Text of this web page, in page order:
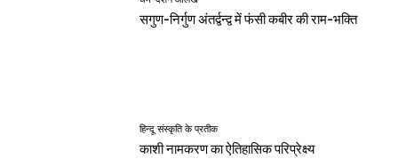
सगुण-निर्गुण अंतर्द्वन्द्व में फंसी कबीर की राम-भक्ति
हिन्दू संस्कृति के प्रतीक
काशी नामकरण का ऐतिहासिक परिप्रेक्ष्य